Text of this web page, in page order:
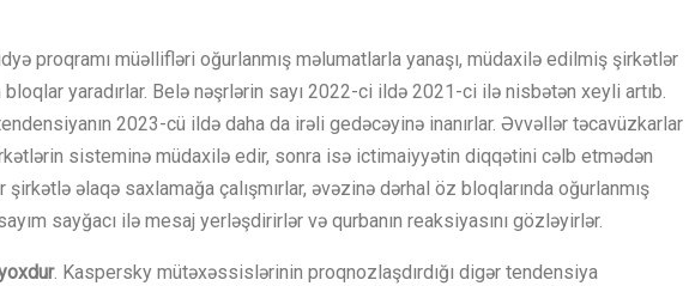
proqramı müəllifləri oğurlanmış məlumatlarla yanaşı, müdaxilə edilmiş şirkətlər
yaradırlar. Belə nəşrlərin sayı 2022-ci ildə 2021-ci ilə nisbətən xeyli artıb.
2023-cü ildə daha da irəli gedəcəyinə inanırlar. Əvvəllər təcavüzkarlar
sisteminə müdaxilə edir, sonra isə ictimaiyyətin diqqətini cəlb etmədən
əlaqə saxlamağa çalışmırlar, əvəzinə dərhal öz bloqlarında oğurlanmış
sayğacı ilə mesaj yerləşdirirlər və qurbanın reaksiyasını gözləyirlər.
. Kaspersky mütəxəssislərinin proqnozlaşdırdığı digər tendensiya